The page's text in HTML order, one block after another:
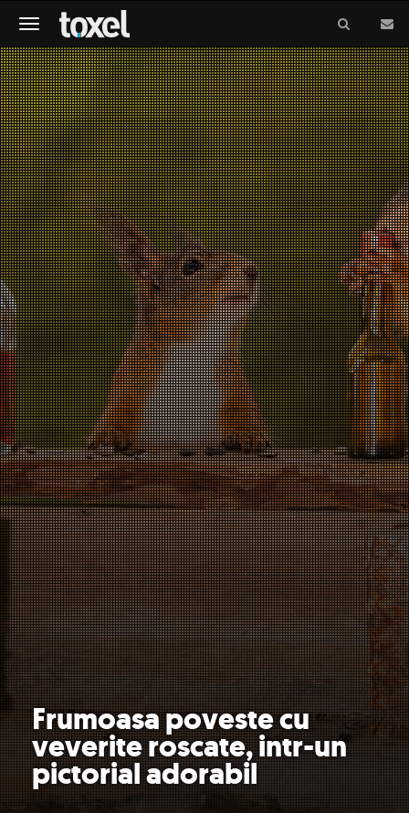
Meniu
Frumoasa poveste cu
veverite roscate, intr-un
pictorial adorabil